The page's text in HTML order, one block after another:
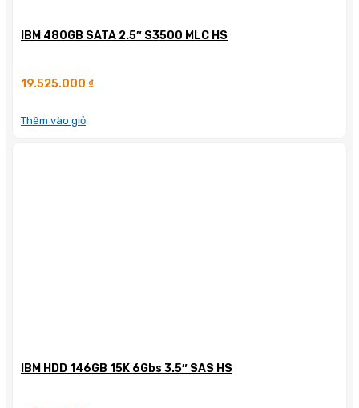
IBM 480GB SATA 2.5″ S3500 MLC HS
19.525.000 ₫
Thêm vào giỏ
IBM HDD 146GB 15K 6Gbs 3.5″ SAS HS